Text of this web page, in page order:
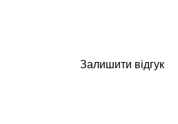
Залишити відгук